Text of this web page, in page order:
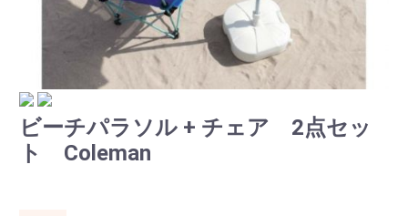
お客様の声 ご利用ガイド
よくある質問 ブログ
ビーチパラソル + チェア 2点セッ
ト Coleman